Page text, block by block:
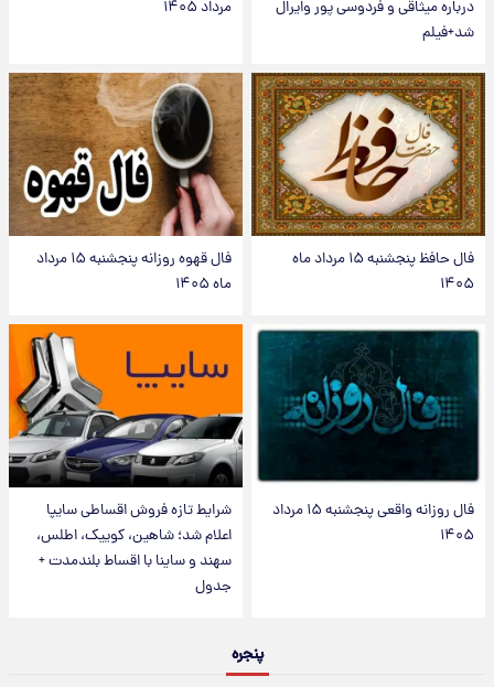
درباره میثاقی و فردوسی پور وایرال
شد+فیلم
مرداد ۱۴۰۵
فال حافظ پنجشنبه ۱۵ مرداد ماه
۱۴۰۵
فال قهوه روزانه پنجشنبه ۱۵ مرداد
ماه ۱۴۰۵
فال روزانه واقعی پنجشنبه ۱۵ مرداد
۱۴۰۵
شرایط تازه فروش اقساطی سایپا
اعلام شد؛ شاهین، کوییک، اطلس،
سهند و ساینا با اقساط بلندمدت +
جدول
پنجره